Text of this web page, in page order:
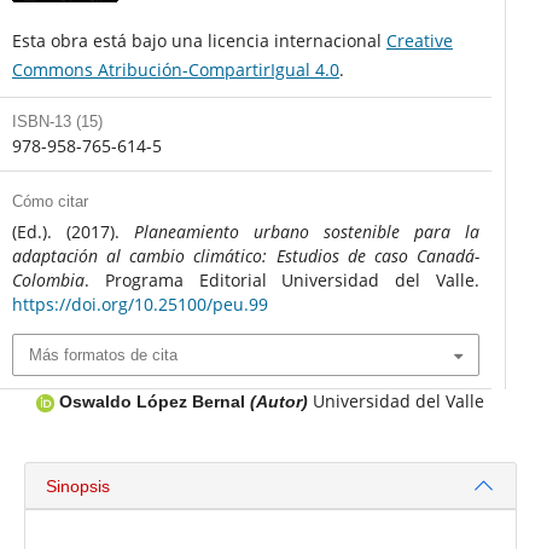
Esta obra está bajo una licencia internacional Creative
Commons Atribución-CompartirIgual 4.0.
ISBN-13 (15)
978-958-765-614-5
Cómo citar
(Ed.). (2017). Planeamiento urbano sostenible para la
adaptación al cambio climático: Estudios de caso Canadá-
Colombia. Programa Editorial Universidad del Valle.
https://doi.org/10.25100/peu.99
Más formatos de cita
Oswaldo López Bernal (Autor) Universidad del Valle
Sinopsis